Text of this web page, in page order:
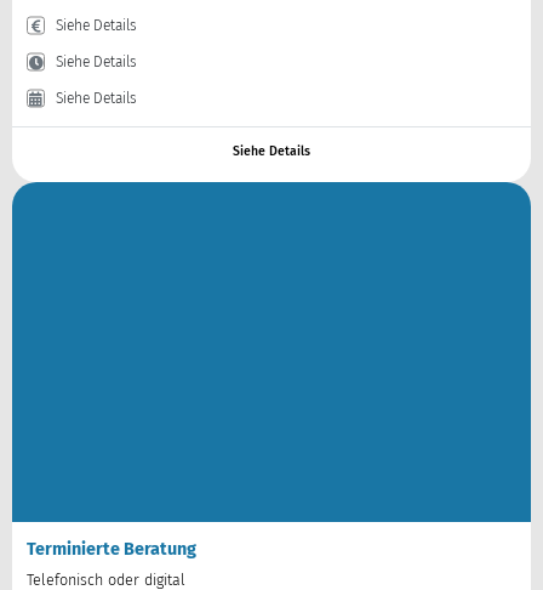
Siehe Details
Siehe Details
Siehe Details
Siehe Details
Terminierte Beratung
Telefonisch oder digital